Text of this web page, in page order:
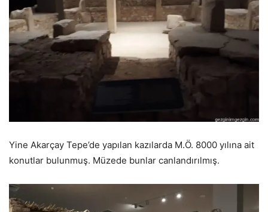
Yine Akarçay Tepe’de yapılan kazılarda M.Ö. 8000 yılına ait
konutlar bulunmuş. Müzede bunlar canlandırılmış.